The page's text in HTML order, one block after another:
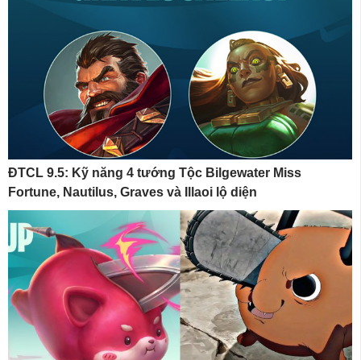
ĐTCL 9.5: Kỹ năng 4 tướng Tộc Bilgewater Miss
Fortune, Nautilus, Graves và Illaoi lộ diện